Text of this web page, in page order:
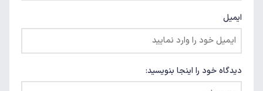
ایمیل
دیدگاه خود را اینجا بنویسید: